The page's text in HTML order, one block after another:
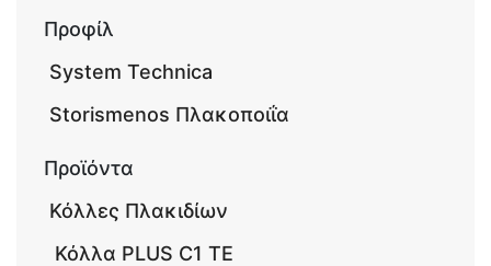
Προφίλ
System Technica
Storismenos Πλακοποιΐα
Προϊόντα
Κόλλες Πλακιδίων
Κόλλα PLUS C1 TE